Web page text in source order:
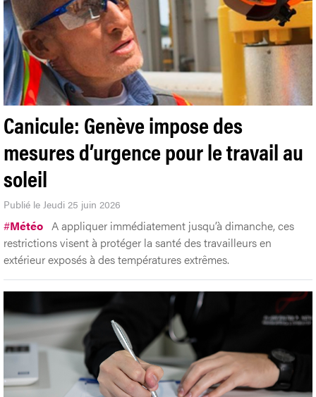
Canicule: Genève impose des
mesures d’urgence pour le travail au
soleil
Publié le Jeudi 25 juin 2026
#Météo A appliquer immédiatement jusqu’à dimanche, ces
restrictions visent à protéger la santé des travailleurs en
extérieur exposés à des températures extrêmes.